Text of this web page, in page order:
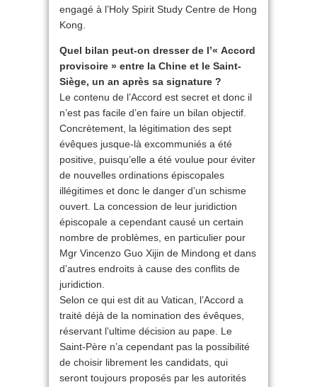
engagé à l’Holy Spirit Study Centre de Hong
Kong.
Quel bilan peut-on dresser de l’« Accord
provisoire » entre la Chine et le Saint-
Siège, un an après sa signature ?
Le contenu de l’Accord est secret et donc il
n’est pas facile d’en faire un bilan objectif.
Concrètement, la légitimation des sept
évêques jusque-là excommuniés a été
positive, puisqu’elle a été voulue pour éviter
de nouvelles ordinations épiscopales
illégitimes et donc le danger d’un schisme
ouvert. La concession de leur juridiction
épiscopale a cependant causé un certain
nombre de problèmes, en particulier pour
Mgr Vincenzo Guo Xijin de Mindong et dans
d’autres endroits à cause des conflits de
juridiction.
Selon ce qui est dit au Vatican, l’Accord a
traité déjà de la nomination des évêques,
réservant l’ultime décision au pape. Le
Saint-Père n’a cependant pas la possibilité
de choisir librement les candidats, qui
seront toujours proposés par les autorités